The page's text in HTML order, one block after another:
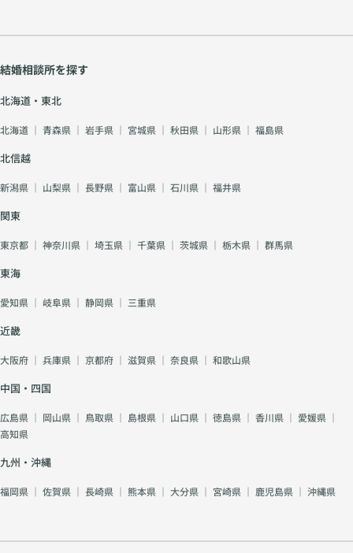
結婚相談所を探す
北海道・東北
北海道 ｜ 青森県 ｜ 岩手県 ｜ 宮城県 ｜ 秋田県 ｜ 山形県 ｜ 福島県
北信越
新潟県 ｜ 山梨県 ｜ 長野県 ｜ 富山県 ｜ 石川県 ｜ 福井県
関東
東京都 ｜ 神奈川県 ｜ 埼玉県 ｜ 千葉県 ｜ 茨城県 ｜ 栃木県 ｜ 群馬県
東海
愛知県 ｜ 岐阜県 ｜ 静岡県 ｜ 三重県
近畿
大阪府 ｜ 兵庫県 ｜ 京都府 ｜ 滋賀県 ｜ 奈良県 ｜ 和歌山県
中国・四国
広島県 ｜ 岡山県 ｜ 鳥取県 ｜ 島根県 ｜ 山口県 ｜ 徳島県 ｜ 香川県 ｜ 愛媛県 ｜
高知県
九州・沖縄
福岡県 ｜ 佐賀県 ｜ 長崎県 ｜ 熊本県 ｜ 大分県 ｜ 宮崎県 ｜ 鹿児島県 ｜ 沖縄県